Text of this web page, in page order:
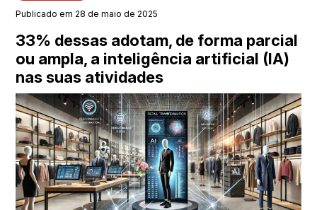
Publicado em 28 de maio de 2025
33% dessas adotam, de forma parcial
ou ampla, a inteligência artificial (IA)
nas suas atividades